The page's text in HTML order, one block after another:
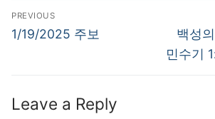
Post
navigation
PREVIOUS
Previous
1/19/2025 주보
Next
post:
백성
민수기
Leave a Reply